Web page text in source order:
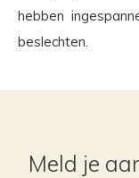
hebben
beslechten.
Meld je